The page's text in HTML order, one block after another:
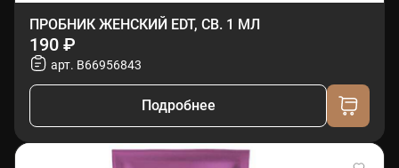
ПРОБНИК ЖЕНСКИЙ EDT, СВ. 1 МЛ
190 ₽
арт. B66956843
Подробнее